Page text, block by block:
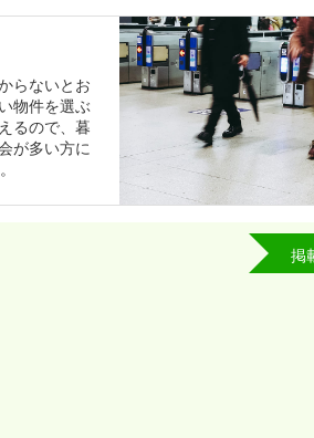
らないとお
物件を選ぶ
るので、暮
が多い方に
掲